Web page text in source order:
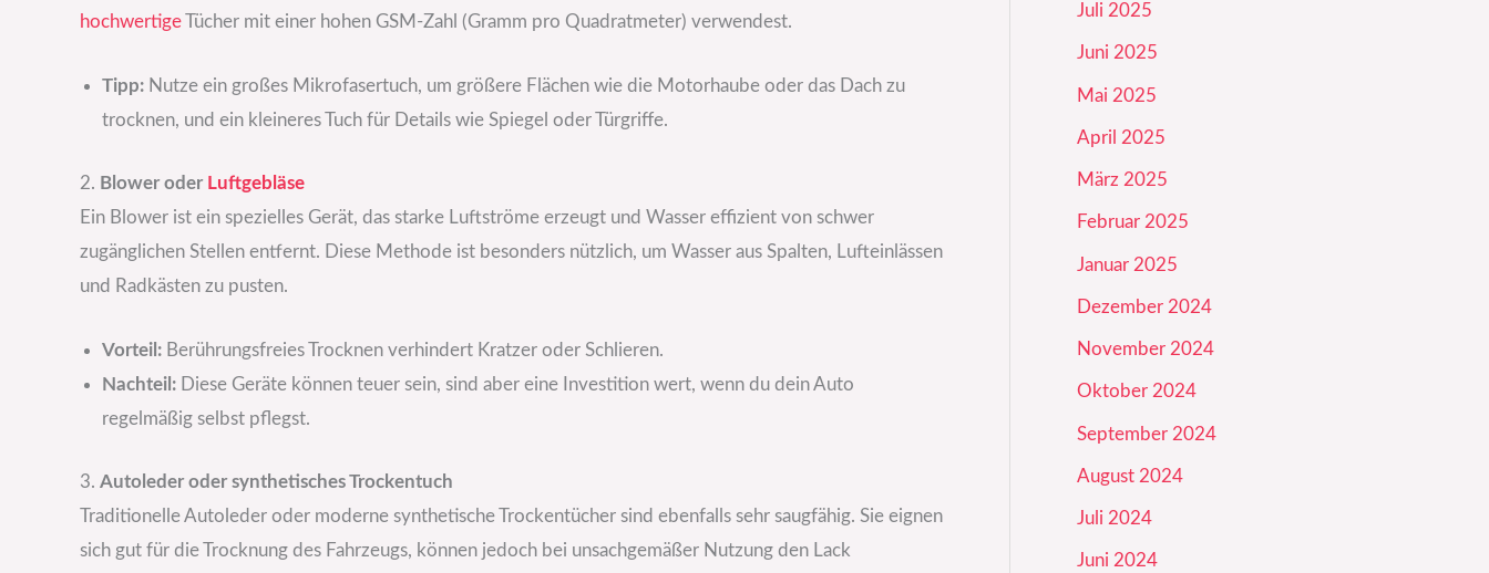
hochwertige Tücher mit einer hohen GSM-Zahl (Gramm pro Quadratmeter) verwendest.
Tipp: Nutze ein großes Mikrofasertuch, um größere Flächen wie die Motorhaube oder das Dach zu
trocknen, und ein kleineres Tuch für Details wie Spiegel oder Türgriffe.
2. Blower oder Luftgebläse
Ein Blower ist ein spezielles Gerät, das starke Luftströme erzeugt und Wasser effizient von schwer
zugänglichen Stellen entfernt. Diese Methode ist besonders nützlich, um Wasser aus Spalten, Lufteinlässen
und Radkästen zu pusten.
Vorteil: Berührungsfreies Trocknen verhindert Kratzer oder Schlieren.
Nachteil: Diese Geräte können teuer sein, sind aber eine Investition wert, wenn du dein Auto
regelmäßig selbst pflegst.
3. Autoleder oder synthetisches Trockentuch
Traditionelle Autoleder oder moderne synthetische Trockentücher sind ebenfalls sehr saugfähig. Sie eignen
sich gut für die Trocknung des Fahrzeugs, können jedoch bei unsachgemäßer Nutzung den Lack
Juli 2025
Juni 2025
Mai 2025
April 2025
März 2025
Februar 2025
Januar 2025
Dezember 2024
November 2024
Oktober 2024
September 2024
August 2024
Juli 2024
Juni 2024